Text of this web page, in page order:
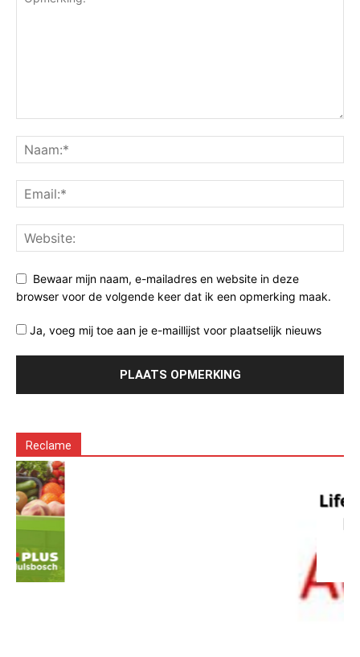
Bewaar mijn naam, e-mailadres en website in deze
browser voor de volgende keer dat ik een opmerking maak.
Ja, voeg mij toe aan je e-maillijst voor plaatselijk nieuws
Reclame